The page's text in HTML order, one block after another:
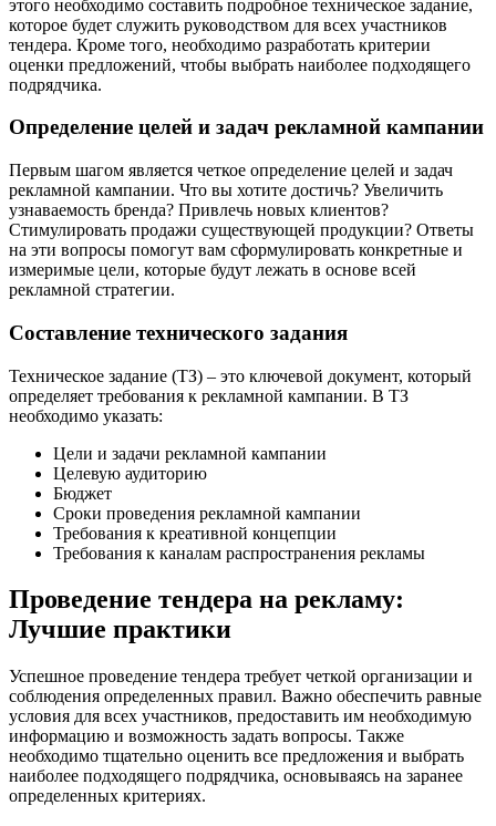
этого необходимо составить подробное техническое задание,
которое будет служить руководством для всех участников
тендера. Кроме того, необходимо разработать критерии
оценки предложений, чтобы выбрать наиболее подходящего
подрядчика.
Определение целей и задач рекламной кампании
Первым шагом является четкое определение целей и задач
рекламной кампании. Что вы хотите достичь? Увеличить
узнаваемость бренда? Привлечь новых клиентов?
Стимулировать продажи существующей продукции? Ответы
на эти вопросы помогут вам сформулировать конкретные и
измеримые цели, которые будут лежать в основе всей
рекламной стратегии.
Составление технического задания
Техническое задание (ТЗ) – это ключевой документ, который
определяет требования к рекламной кампании. В ТЗ
необходимо указать:
Цели и задачи рекламной кампании
Целевую аудиторию
Бюджет
Сроки проведения рекламной кампании
Требования к креативной концепции
Требования к каналам распространения рекламы
Проведение тендера на рекламу:
Лучшие практики
Успешное проведение тендера требует четкой организации и
соблюдения определенных правил. Важно обеспечить равные
условия для всех участников, предоставить им необходимую
информацию и возможность задать вопросы. Также
необходимо тщательно оценить все предложения и выбрать
наиболее подходящего подрядчика, основываясь на заранее
определенных критериях.